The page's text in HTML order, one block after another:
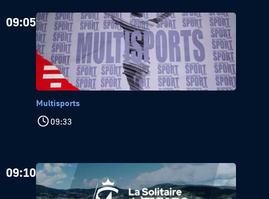
09:05
Multisports
09:33
09:10